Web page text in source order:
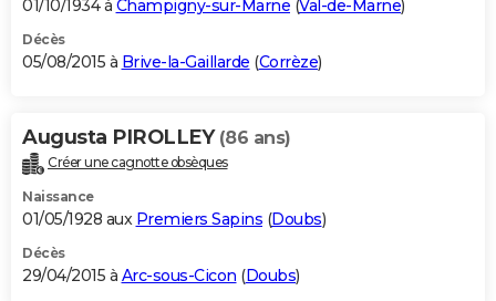
01/10/1934 à Champigny-sur-Marne (Val-de-Marne)
Décès
05/08/2015 à Brive-la-Gaillarde (Corrèze)
Augusta PIROLLEY (86 ans)
Créer une cagnotte obsèques
Naissance
01/05/1928 aux Premiers Sapins (Doubs)
Décès
29/04/2015 à Arc-sous-Cicon (Doubs)